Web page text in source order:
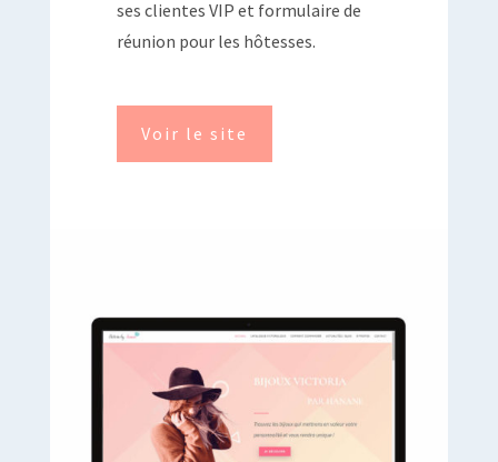
ses clientes VIP et formulaire de
réunion pour les hôtesses.
Voir le site